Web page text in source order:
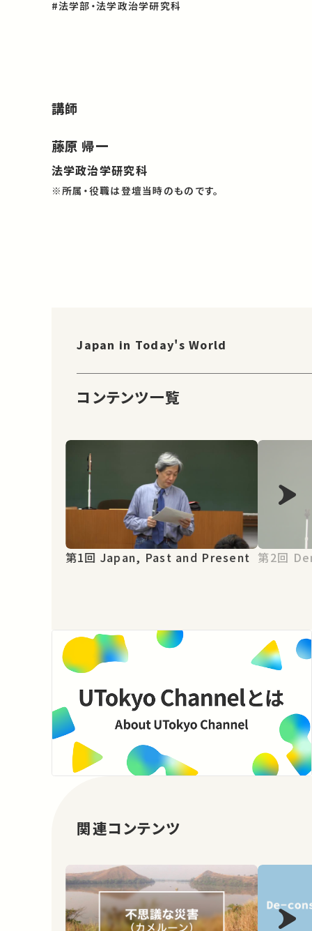
#法学部・法学政治学研究科
講師
藤原 帰一
法学政治学研究科
※所属・役職は登壇当時のものです。
Japan in Today's World
コンテンツ一覧
第1回 Japan, Past and Present 第
関連コンテンツ